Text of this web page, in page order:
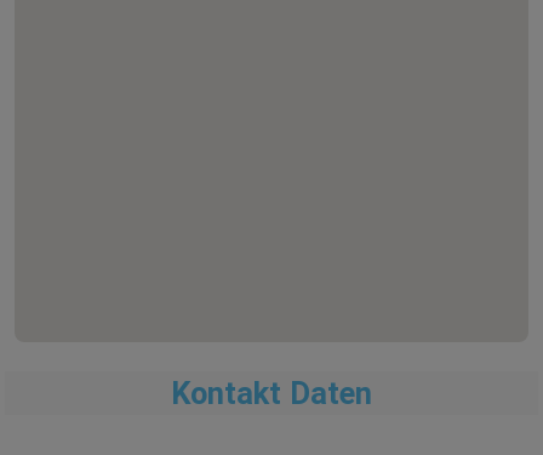
Kontakt Daten